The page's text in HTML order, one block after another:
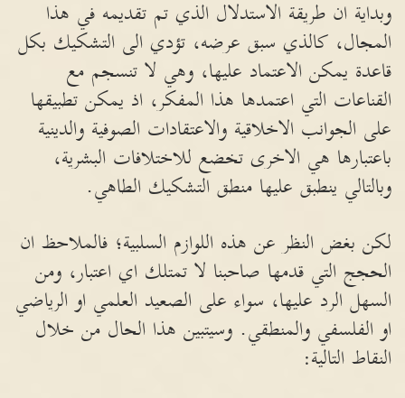
وبداية ان طريقة الاستدلال الذي تم تقديمه في هذا
المجال، كالذي سبق عرضه، تؤدي الى التشكيك بكل
قاعدة يمكن الاعتماد عليها، وهي لا تنسجم مع
القناعات التي اعتمدها هذا المفكر، اذ يمكن تطبيقها
على الجوانب الاخلاقية والاعتقادات الصوفية والدينية
باعتبارها هي الاخرى تخضع للاختلافات البشرية،
وبالتالي ينطبق عليها منطق التشكيك الطاهي.
لكن بغض النظر عن هذه اللوازم السلبية؛ فالملاحظ ان
الحجج التي قدمها صاحبنا لا تمتلك اي اعتبار، ومن
السهل الرد عليها، سواء على الصعيد العلمي او الرياضي
او الفلسفي والمنطقي. وسيتبين هذا الحال من خلال
النقاط التالية: